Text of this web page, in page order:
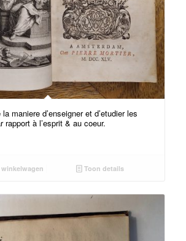
maniere d’enseigner et d’etudier les
rapport à l’esprit & au coeur.
Toon details